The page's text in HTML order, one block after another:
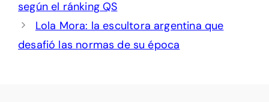
según el ránking QS
Lola Mora: la escultora argentina que
desafió las normas de su época